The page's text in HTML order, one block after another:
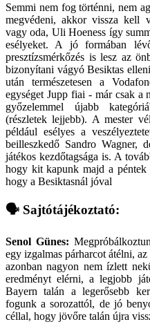
Semmi nem fog történni, nem
megvédeni, akkor vissza kell
vagy oda, Uli Hoeness így
esélyeket. A jó formában
presztízsmérkőzés is lesz az
bizonyítani vágyó Besiktas
után természetesen a
egységet Jupp fiai - már csak a
győzelemmel újabb
(részletek lejjebb). A mester
például esélyes a
beilleszkedő Sandro Wagner,
játékos kezdőtagsága is. A
hogy kit kapunk majd a péntek
hogy a Besiktasnál jóval
🗣 Sajtótájékoztató:
Senol Günes:
egy izgalmas párharcot átélni,
azonban nagyon nem ízlett
eredményt elérni, a legjobb
Bayern talán a legerősebb
fogunk a sorozattól, de jó
céllal, hogy jövőre talán újra